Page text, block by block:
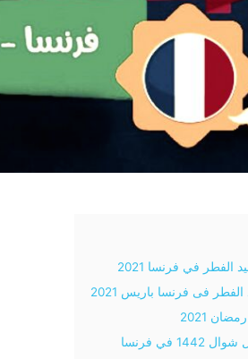
الفطر في فرنسا 2021
فى فرنسا باريس 2021
2021
في فرنسا